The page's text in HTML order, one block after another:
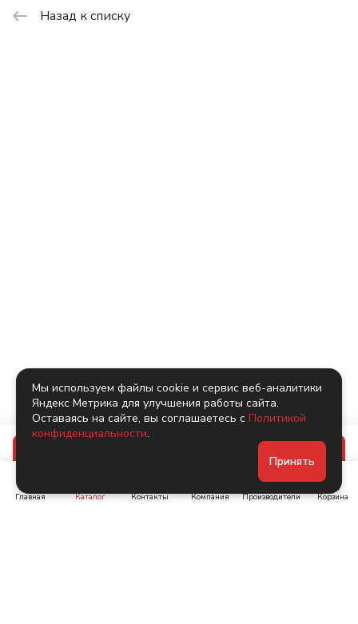
Назад к списку
Главная Каталог Контакты Компания Производители Корзина
Мы используем файлы cookie и сервис веб-аналитики
Яндекс Метрика для улучшения работы сайта.
Оставаясь на сайте, вы соглашаетесь с Политикой
конфиденциальности.
Принять